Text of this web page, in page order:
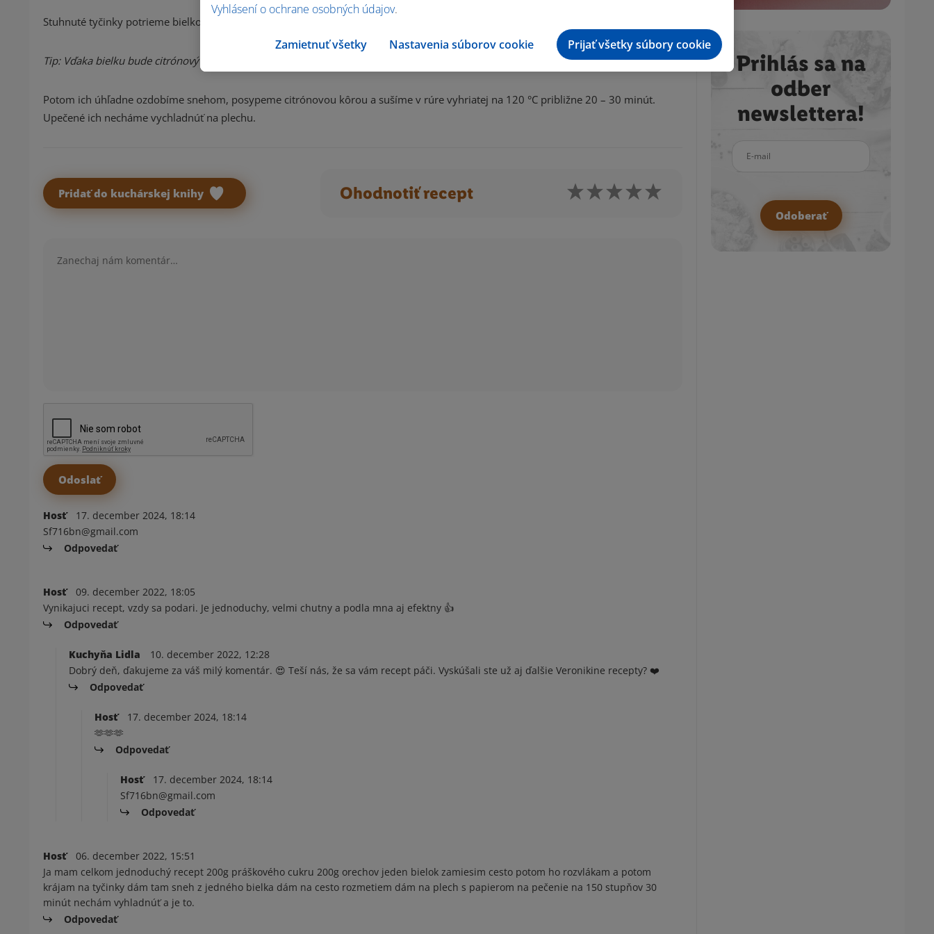
Stuhnuté tyčinky potrieme bielkom.
Tip: Vďaka bielku bude citrónový sneh lepšie držať a neodliepať sa.
Potom ich úhľadne ozdobíme snehom, posypeme citrónovou kôrou a sušíme v rúre vyhriatej na 120 °C približne 20 – 30 minút.
Upečené ich necháme vychladnúť na plechu.
Pridať do kuchárskej knihy Ohodnotiť recept
Hosť
17. december 2024, 18:14
Sf716bn@gmail.com
Odpovedať
Hosť
09. december 2022, 18:05
Vynikajuci recept, vzdy sa podari. Je jednoduchy, velmi chutny a podla mna aj efektny 👍
Odpovedať
Kuchyňa Lidla
10. december 2022, 12:28
Dobrý deň, ďakujeme za váš milý komentár. 😍 Teší nás, že sa vám recept páči. Vyskúšali ste už aj ďalšie Veronikine recepty? ❤️
Odpovedať
Hosť
17. december 2024, 18:14
🫶🫶🫶
Odpovedať
Hosť
17. december 2024, 18:14
Sf716bn@gmail.com
Odpovedať
Hosť
06. december 2022, 15:51
Ja mam celkom jednoduchý recept 200g práškového cukru 200g orechov jeden bielok zamiesim cesto potom ho rozvlákam a potom
krájam na tyčinky dám tam sneh z jedného bielka dám na cesto rozmetiem dám na plech s papierom na pečenie na 150 stupňov 30
minút nechám vyhladnúť a je to.
Odpovedať
Prihlás sa na
odber
newslettera!
Odoberať
Vyhlásení o ochrane osobných údajov.
Zamietnuť všetky Nastavenia súborov cookie Prijať všetky súbory cookie